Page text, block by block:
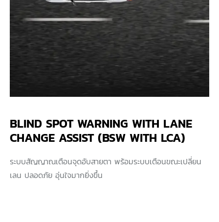
BLIND SPOT WARNING WITH LANE
CHANGE ASSIST (BSW WITH LCA)
ระบบสัญญาณเตือนจุดอับสายตา พร้อมระบบเตือนขณะเปลี่ยน
เลน ปลอดภัย อุ่นใจมากยิ่งขึ้น